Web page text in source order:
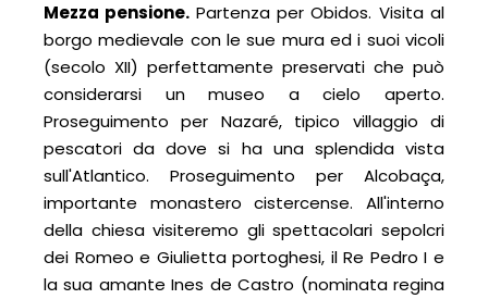
Mezza pensione. Partenza per Obidos. Visita al
borgo medievale con le sue mura ed i suoi vicoli
(secolo XII) perfettamente preservati che può
considerarsi un museo a cielo aperto.
Proseguimento per Nazaré, tipico villaggio di
pescatori da dove si ha una splendida vista
sull'Atlantico. Proseguimento per Alcobaça,
importante monastero cistercense. All'interno
della chiesa visiteremo gli spettacolari sepolcri
dei Romeo e Giulietta portoghesi, il Re Pedro I e
la sua amante Ines de Castro (nominata regina